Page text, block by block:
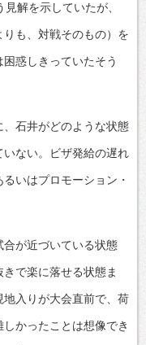
解を示していたが、
も、対戦そのもの）を
惑しきっていたそう
石井がどのような状態
ない。ビザ発給の遅れ
いはプロモーション・
が近づいている状態
で楽に落せる状態ま
入りが大会直前で、荷
かったことは想像でき